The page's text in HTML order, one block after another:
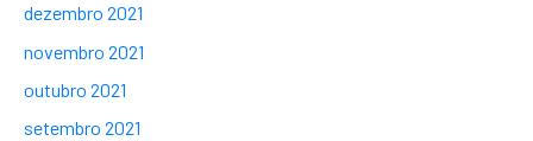
dezembro 2021
novembro 2021
outubro 2021
setembro 2021